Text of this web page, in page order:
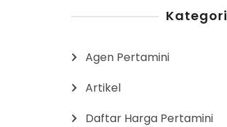
Kategori
Agen Pertamini
Artikel
Daftar Harga Pertamini